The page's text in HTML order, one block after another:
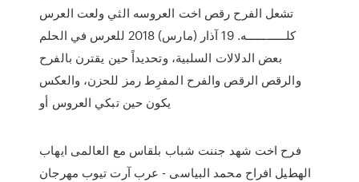
تشعل الفرح رقص اخت العروسه الثي ولعت العرس
كلــــــــــــه. 19 آذار (مارس) 2018 للعرس في الحلم
بعض الدلالات السلبية، وتحديداً حين يقترن بالفرح
والرقص الرقص والفرح المفرِط رمز للحزن، والعكس
فرح اخت شهد جننت شباب بلقاس مع العالمى ايهاب
الهطيل افراح محمد البياسى - عرب آرت تيوب مهرجان